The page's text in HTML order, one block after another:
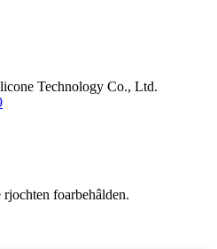
Technology Co., Ltd.
foarbehâlden.